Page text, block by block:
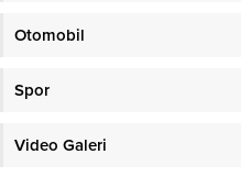
Otomobil
Spor
Video Galeri